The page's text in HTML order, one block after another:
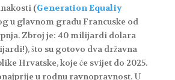
(Generation Equaliy
u glavnom gradu Francuske od
Zbroj je: 40 milijardi dolara
što su gotovo dva državna
Hrvatske, koje će svijet do 2025.
u rodnu ravnopravnost. U